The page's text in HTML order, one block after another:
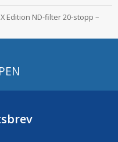
Edition ND-filter 20-stopp –